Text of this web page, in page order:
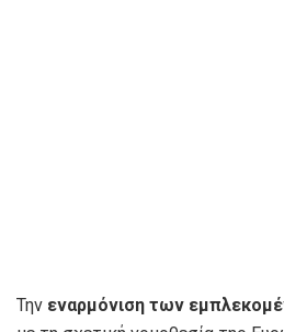
Την εναρμόνιση των